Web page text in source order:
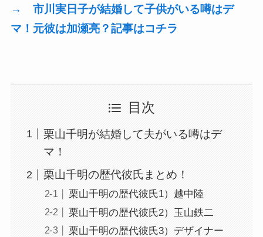
→ 市川実日子が結婚して子供がいる噂はデ
マ！元彼は加瀬亮？記事はコチラ
目次
栗山千明が結婚して夫がいる噂はデ
マ！
栗山千明の歴代彼氏まとめ！
栗山千明の歴代彼氏1）越中陸
栗山千明の歴代彼氏2）玉山鉄二
栗山千明の歴代彼氏3）デザイナー